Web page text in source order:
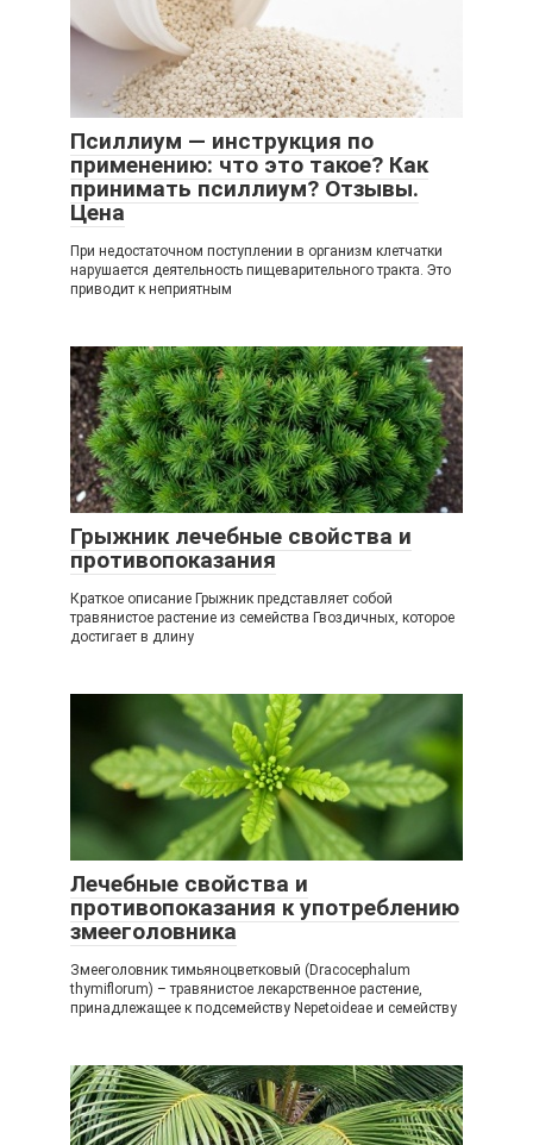
Псиллиум — инструкция по
применению: что это такое? Как
принимать псиллиум? Отзывы.
Цена
При недостаточном поступлении в организм клетчатки
нарушается деятельность пищеварительного тракта. Это
приводит к неприятным
Грыжник лечебные свойства и
противопоказания
Краткое описание Грыжник представляет собой
травянистое растение из семейства Гвоздичных, которое
достигает в длину
Лечебные свойства и
противопоказания к употреблению
змееголовника
Змееголовник тимьяноцветковый (Dracocephalum
thymiflorum) – травянистое лекарственное растение,
принадлежащее к подсемейству Nepetoideae и семейству